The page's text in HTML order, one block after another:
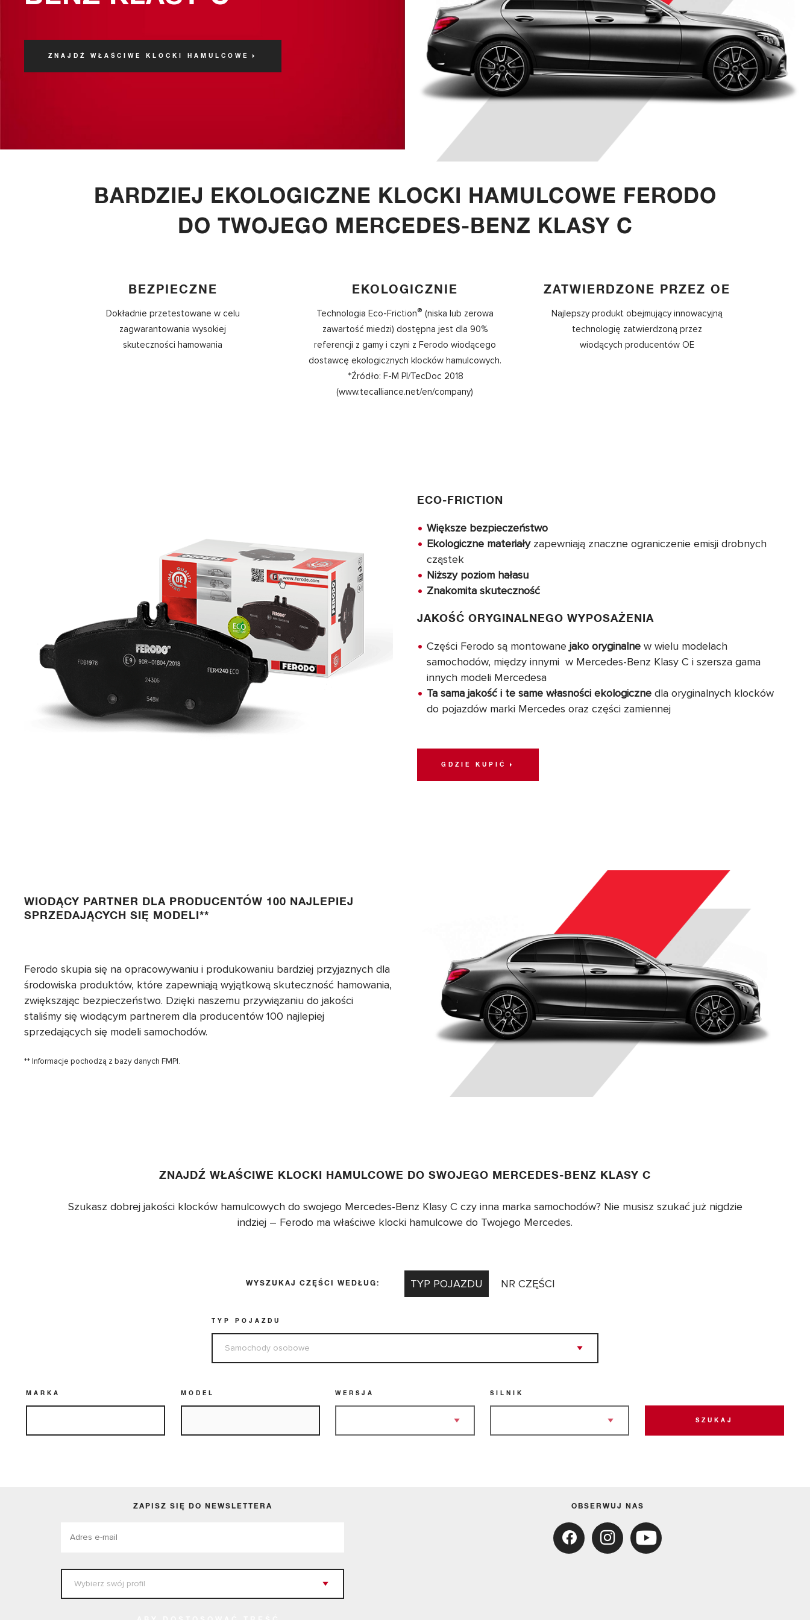
Akcesoria
ZNAJDŹ WŁAŚCIWE KLOCKI HAMULCOWE
BARDZIEJ EKOLOGICZNE KLOCKI HAMULCOWE FERODO
DO TWOJEGO MERCEDES-BENZ KLASY C
BEZPIECZNE
Dokładnie przetestowane w celu
zagwarantowania wysokiej
skuteczności hamowania
EKOLOGICZNIE
Technologia Eco-Friction® (niska lub zerowa
zawartość miedzi) dostępna jest dla 90%
referencji z gamy i czyni z Ferodo wiodącego
dostawcę ekologicznych klocków hamulcowych.
*Źródło: F-M PI/TecDoc 2018
(www.tecalliance.net/en/company)
ZATWIERDZONE PRZEZ OE
Najlepszy produkt obejmujący innowacyjną
technologię zatwierdzoną przez
wiodących producentów OE
ECO-FRICTION
Większe bezpieczeństwo
Ekologiczne materiałyzapewniają znaczne ograniczenie emisji drobnych
cząstek
Niższy poziom hałasu
Znakomita skuteczność
JAKOŚĆ ORYGINALNEGO WYPOSAŻENIA
Części Ferodo są montowane jako oryginalne w wielu modelach
samochodów, między innymi w Mercedes-Benz Klasy C i szersza gama
innych modeli Mercedesa
Ta sama jakość i te same własności ekologiczne dla oryginalnych klocków
do pojazdów marki Mercedes oraz części zamiennej
GDZIE KUPIĆ
WIODĄCY PARTNER DLA PRODUCENTÓW 100 NAJLEPIEJ
SPRZEDAJĄCYCH SIĘ MODELI**
Ferodo skupia się na opracowywaniu i produkowaniu bardziej przyjaznych dla
środowiska produktów, które zapewniają wyjątkową skuteczność hamowania,
zwiększając bezpieczeństwo. Dzięki naszemu przywiązaniu do jakości
staliśmy się wiodącym partnerem dla producentów 100 najlepiej
sprzedających się modeli samochodów.
** Informacje pochodzą z bazy danych FMPI.
ZNAJDŹ WŁAŚCIWE KLOCKI HAMULCOWE DO SWOJEGO MERCEDES-BENZ KLASY C
Szukasz dobrej jakości klocków hamulcowych do swojego Mercedes-Benz Klasy C czy inna marka samochodów? Nie musisz szukać już nigdzie
indziej – Ferodo ma właściwe klocki hamulcowe do Twojego Mercedes.
WYSZUKAJ CZĘŚCI WEDŁUG: TYP POJAZDU NR CZĘŚCI
TYP POJAZDU
MARKA MODEL WERSJA SILNIK
SZUKAJ
ZAPISZ SIĘ DO NEWSLETTERA OBSERWUJ NAS